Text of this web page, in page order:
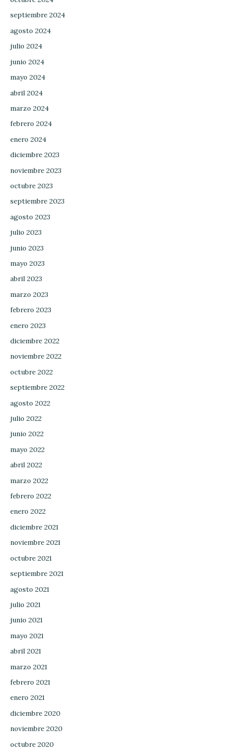
septiembre 2024
agosto 2024
julio 2024
junio 2024
mayo 2024
abril 2024
marzo 2024
febrero 2024
enero 2024
diciembre 2023
noviembre 2023
octubre 2023
septiembre 2023
agosto 2023
julio 2023
junio 2023
mayo 2023
abril 2023
marzo 2023
febrero 2023
enero 2023
diciembre 2022
noviembre 2022
octubre 2022
septiembre 2022
agosto 2022
julio 2022
junio 2022
mayo 2022
abril 2022
marzo 2022
febrero 2022
enero 2022
diciembre 2021
noviembre 2021
octubre 2021
septiembre 2021
agosto 2021
julio 2021
junio 2021
mayo 2021
abril 2021
marzo 2021
febrero 2021
enero 2021
diciembre 2020
noviembre 2020
octubre 2020